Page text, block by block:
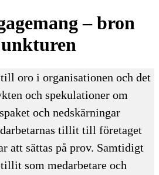
– bron
oro i organisationen och det
och spekulationer om
och nedskärningar
tillit till företaget
att sättas på prov. Samtidigt
som medarbetare och